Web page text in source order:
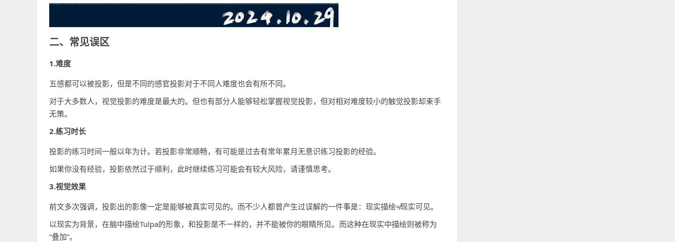
二、常见误区
1.难度
五感都可以被投影，但是不同的感官投影对于不同人难度也会有所不同。
对于大多数人，视觉投影的难度是最大的。但也有部分人能够轻松掌握视觉投影，但对相对难度较小的触觉投影却束手
无策。
2.练习时长
投影的练习时间一般以年为计。若投影非常顺畅，有可能是过去有常年累月无意识练习投影的经验。
如果你没有经验，投影依然过于顺利，此时继续练习可能会有较大风险，请谨慎思考。
3.视觉效果
前文多次强调，投影出的影像一定是能够被真实可见的。而不少人都曾产生过误解的一件事是：现实描绘≠现实可见。
以现实为背景，在脑中描绘Tulpa的形象，和投影是不一样的，并不能被你的眼睛所见。而这种在现实中描绘则被称为
“叠加”。